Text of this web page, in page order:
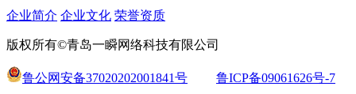
企业简介 企业文化 荣誉资质
版权所有©青岛一瞬网络科技有限公司
鲁公网安备37020202001841号 鲁ICP备09061626号-7